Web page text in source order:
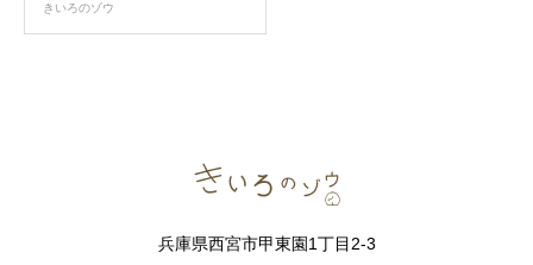
きいろのゾウ
兵庫県西宮市甲東園1丁目2-3